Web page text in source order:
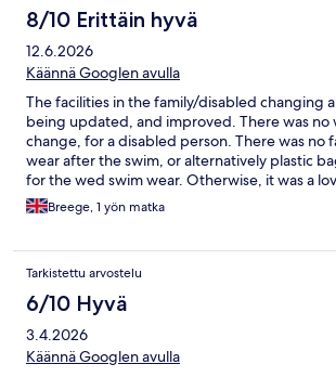
8/10 Erittäin hyvä
12.6.2026
Käännä Googlen avulla
The facilities in the family/disabled changing
being updated, and improved. There was no
change, for a disabled person. There was no
wear after the swim, or alternatively plastic
for the wed swim wear. Otherwise, it was a
Breege, 1 yön matka
Tarkistettu arvostelu
6/10 Hyvä
3.4.2026
Käännä Googlen avulla